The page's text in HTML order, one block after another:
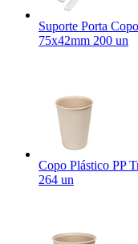
Suporte Porta
75x42mm 200 un
Copo Plástico PP
264 un